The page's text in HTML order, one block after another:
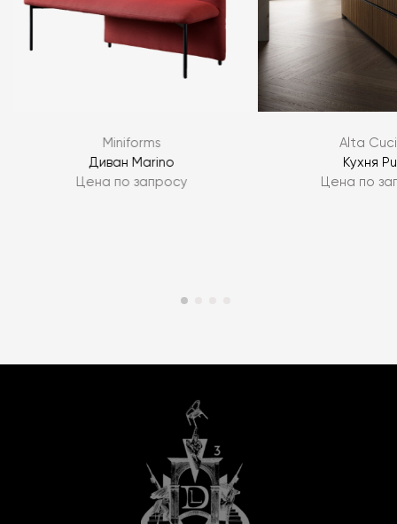
Miniforms
Диван Marino
Цена по запросу
Alta
Кухня
Цена по